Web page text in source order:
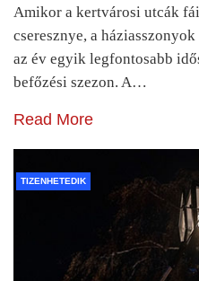
Amikor a kertvárosi utcák
cseresznye, a
az év egyik legfontosabb
befőzési szezon. A…
Read More
TIZENHETEDIK